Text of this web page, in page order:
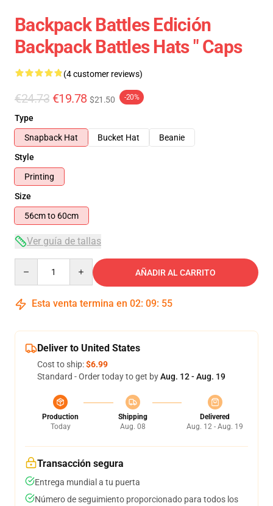
Backpack Battles Edición
Backpack Battles Hats " Caps
(4 customer reviews)
€24.73 €19.78 $21.50 -20%
Type
Snapback Hat
Bucket Hat
Beanie
Style
Printing
Size
56cm to 60cm
Ver guía de tallas
AÑADIR AL CARRITO
Esta venta termina en 02: 09: 55
Deliver to United States
Cost to ship:$6.99
Standard - Order today to get byAug. 12 - Aug. 19
Production
Today
Shipping
Aug. 08
Delivered
Aug. 12 - Aug. 19
Transacción segura
Entrega mundial a tu puerta
Número de seguimiento proporcionado para todos los